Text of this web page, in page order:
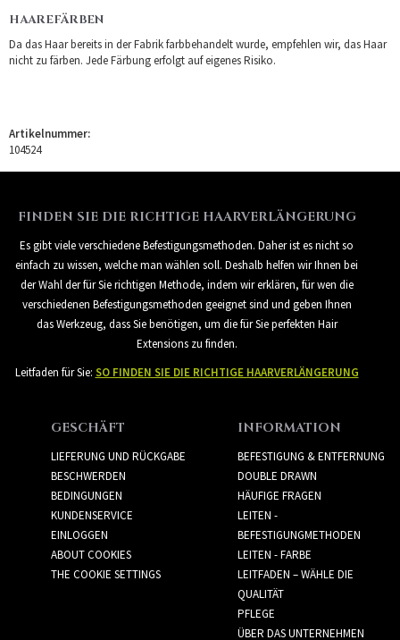
HAAREFÄRBEN
Da das Haar bereits in der Fabrik farbbehandelt wurde, empfehlen wir, das Haar
nicht zu färben. Jede Färbung erfolgt auf eigenes Risiko.
Artikelnummer:
104524
FINDEN SIE DIE RICHTIGE HAARVERLÄNGERUNG
Es gibt viele verschiedene Befestigungsmethoden. Daher ist es nicht so
einfach zu wissen, welche man wählen soll. Deshalb helfen wir Ihnen bei
der Wahl der für Sie richtigen Methode, indem wir erklären, für wen die
verschiedenen Befestigungsmethoden geeignet sind und geben Ihnen
das Werkzeug, dass Sie benötigen, um die für Sie perfekten Hair
Extensions zu finden.
Leitfaden für Sie: SO FINDEN SIE DIE RICHTIGE HAARVERLÄNGERUNG
GESCHÄFT
LIEFERUNG UND RÜCKGABE
BESCHWERDEN
BEDINGUNGEN
KUNDENSERVICE
EINLOGGEN
ABOUT COOKIES
THE COOKIE SETTINGS
INFORMATION
BEFESTIGUNG & ENTFERNUNG
DOUBLE DRAWN
HÄUFIGE FRAGEN
LEITEN -
BEFESTIGUNGMETHODEN
LEITEN - FARBE
LEITFADEN – WÄHLE DIE
QUALITÄT
PFLEGE
ÜBER DAS UNTERNEHMEN